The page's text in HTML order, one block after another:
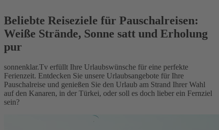
Beliebte Reiseziele für Pauschalreisen:
Weiße Strände, Sonne satt und Erholung
pur
sonnenklar.Tv erfüllt Ihre Urlaubswünsche für eine perfekte
Ferienzeit. Entdecken Sie unsere Urlaubsangebote für Ihre
Pauschalreise und genießen Sie den Urlaub am Strand Ihrer Wahl
auf den Kanaren, in der Türkei, oder soll es doch lieber ein Fernziel
sein?